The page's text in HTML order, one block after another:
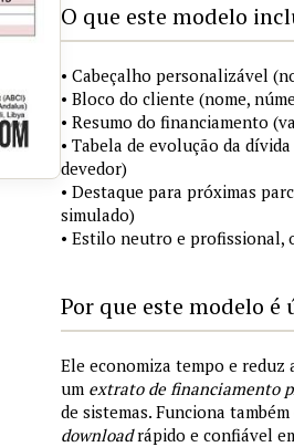
O que este modelo
• Cabeçalho personalizável
• Bloco do cliente (nome,
• Resumo do financiamento
• Tabela de evolução da
devedor)
• Destaque para próximas
simulado)
• Estilo neutro e profissional,
Por que este modelo é
Ele economiza tempo e
um extrato de financiamento
de sistemas. Funciona
downloadrápido e confiável